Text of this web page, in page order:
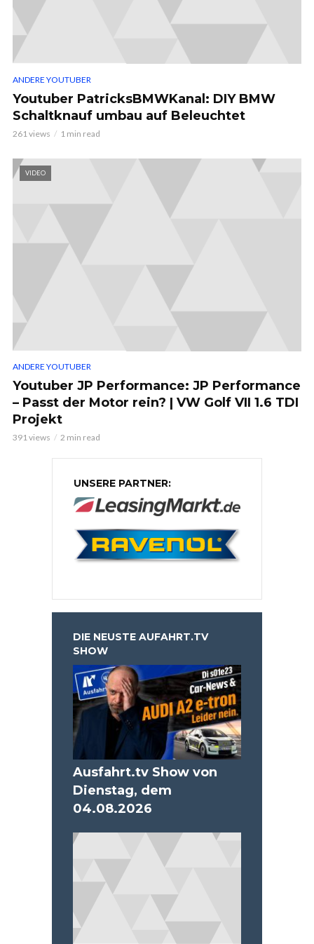
ANDERE YOUTUBER
Youtuber PatricksBMWKanal: DIY BMW
Schaltknauf umbau auf Beleuchtet
261 views 1 min read
VIDEO
ANDERE YOUTUBER
Youtuber JP Performance: JP Performance
– Passt der Motor rein? | VW Golf VII 1.6 TDI
Projekt
391 views 2 min read
UNSERE PARTNER:
DIE NEUSTE AUFAHRT.TV
SHOW
Ausfahrt.tv Show von
Dienstag, dem
04.08.2026